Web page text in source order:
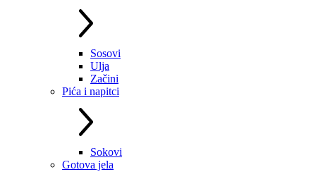
Sosovi
Ulja
Začini
Pića i napitci
Sokovi
Gotova jela